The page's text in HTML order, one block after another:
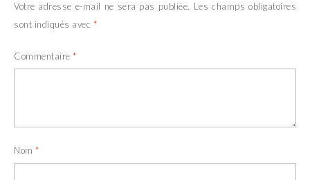
Votre adresse e-mail ne sera pas publiée. Les champs obligatoires
sont indiqués avec *
Commentaire *
Nom *